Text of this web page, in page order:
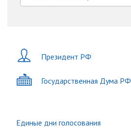
Президент РФ
Государственная Дума РФ
Единые дни голосования